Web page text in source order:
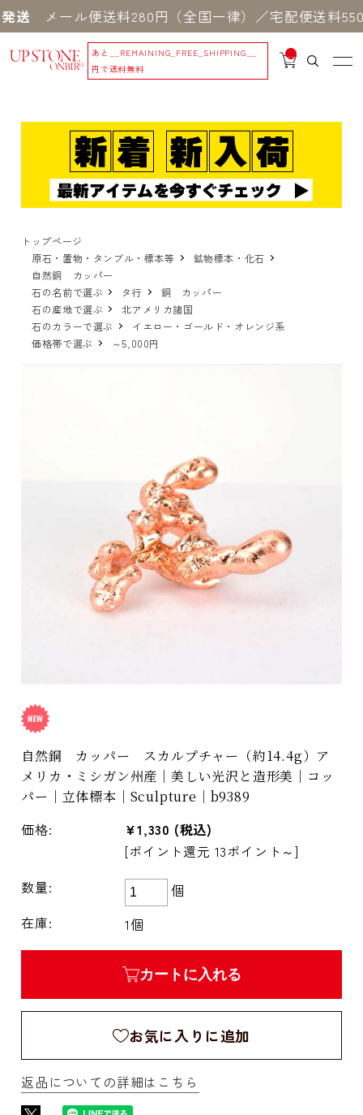
メール便送料280円（全国一律）／宅配便送料550
あと
__REMAINING_FREE_SHIPPING__
円で送料無料
__
IT
_
トップページ
原石・置物・タンブル・標本等
鉱物標本・化石
自然銅 カッパー
石の名前で選ぶ
タ行
銅 カッパー
石の産地で選ぶ
北アメリカ諸国
石のカラーで選ぶ
イエロー・ゴールド・オレンジ系
価格帯で選ぶ
～5,000円
自然銅 カッパー スカルプチャー（約14.4g）ア
メリカ・ミシガン州産｜美しい光沢と造形美｜コッ
パー｜立体標本｜Sculpture｜b9389
価格: ¥1,330 (税込)
[ポイント還元 13ポイント～]
数量:
個
在庫:
1個
カートに入れる
お気に入りに追加
返品についての詳細はこちら